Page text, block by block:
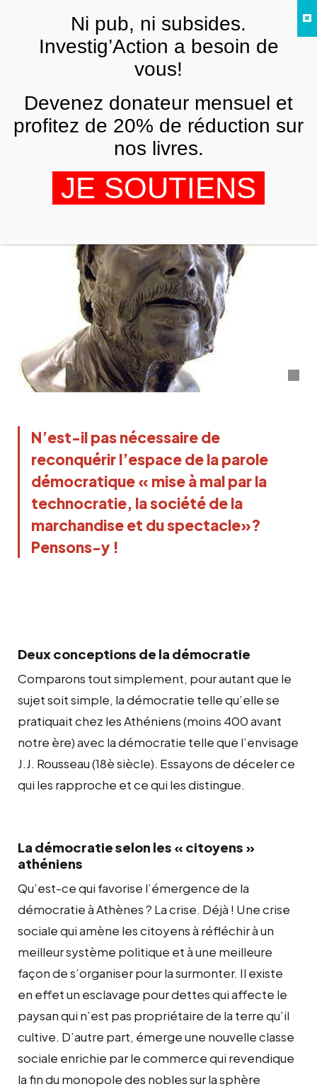
Démocratie, une vieille histoire
ELISABETH BEAGUE 1 AOÛT 2016
N’est-il pas nécessaire de
reconquérir l’espace de la parole
démocratique « mise à mal par la
technocratie, la société de la
marchandise et du spectacle»?
Pensons-y !
Deux conceptions de la démocratie
Comparons tout simplement, pour autant que le
sujet soit simple, la démocratie telle qu’elle se
pratiquait chez les Athéniens (moins 400 avant
notre ère) avec la démocratie telle que l’envisage
J.J. Rousseau (18è siècle). Essayons de déceler ce
qui les rapproche et ce qui les distingue.
La démocratie selon les « citoyens »
athéniens
Qu’est-ce qui favorise l’émergence de la
démocratie à Athènes ? La crise. Déjà ! Une crise
sociale qui amène les citoyens à réfléchir à un
meilleur système politique et à une meilleure
façon de s’organiser pour la surmonter. Il existe
en effet un esclavage pour dettes qui affecte le
paysan qui n’est pas propriétaire de la terre qu’il
cultive. D’autre part, émerge une nouvelle classe
sociale enrichie par le commerce qui revendique
la fin du monopole des nobles sur la sphère
ANALYSES ET TÉMOIGNAGES
FRNi pub, ni subsides.
Investig’Action a besoin de
vous!
Devenez donateur mensuel et
profitez de 20% de réduction sur
nos livres.
JE SOUTIENS